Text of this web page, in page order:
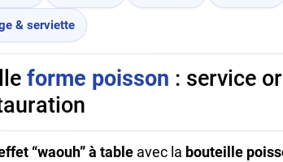
& serviette
forme poisson : service
“waouh” à table avec la bouteille